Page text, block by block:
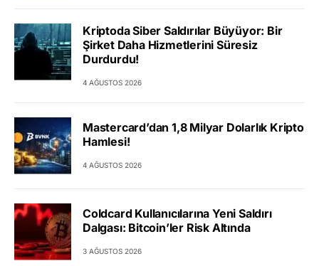
Kriptoda Siber Saldırılar Büyüyor: Bir
Şirket Daha Hizmetlerini Süresiz
Durdurdu!
4 AĞUSTOS 2026
Mastercard’dan 1,8 Milyar Dolarlık Kripto
Hamlesi!
4 AĞUSTOS 2026
Coldcard Kullanıcılarına Yeni Saldırı
Dalgası: Bitcoin’ler Risk Altında
3 AĞUSTOS 2026